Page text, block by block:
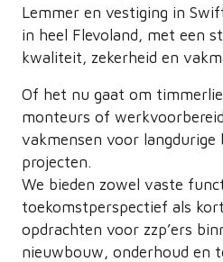
Lemmer en vestiging in
in heel Flevoland, met een
kwaliteit, zekerheid en
Of het nu gaat om
monteurs of
vakmensen voor langdurige
projecten.
We bieden zowel vaste
toekomstperspectief als
opdrachten voor zzp’ers
nieuwbouw, onderhoud en